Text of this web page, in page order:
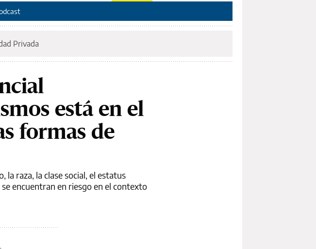
Privada
está en el
formas de
la raza, la clase social, el estatus
encuentran en riesgo en el contexto